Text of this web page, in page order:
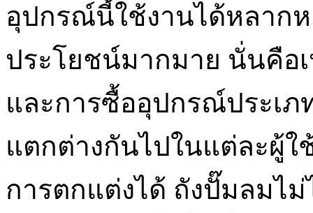
อุปกรณ์นี้ใช้งานได้หลาก
ประโยชน์มากมาย นั่นคือ
และการซื้ออุปกรณ์ประเภ
แตกต่างกันไปในแต่ละผู้ใ
การตกแต่งได้ ถังปั๊มลมไ